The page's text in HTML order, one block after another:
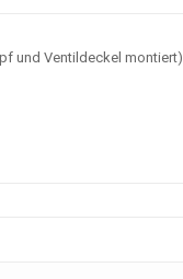
und Ventildeckel montiert)